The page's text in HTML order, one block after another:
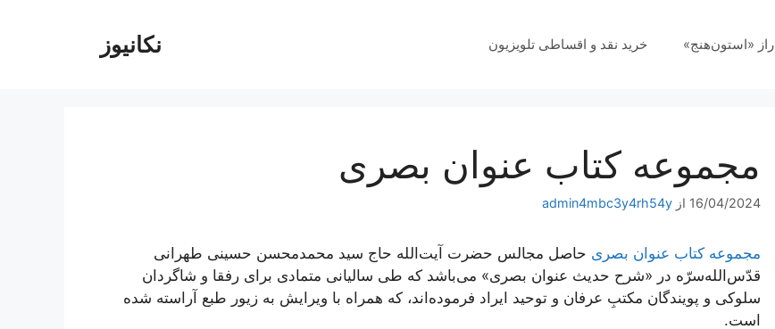
نکانیوز راز «استون‌هنج» خرید نقد و اقساطی تلویزیون
مجموعه کتاب عنوان بصری
16/04/2024 از admin4mbc3y4rh54y
مجموعه کتاب عنوان بصری حاصل مجالس حضرت آیت‌الله حاج سید محمدمحسن حسینی طهرانی
قدّس‌الله‌سرّه در «شرح حدیث عنوان بصری» می‌باشد که طی سالیانی متمادی برای رفقا و شاگردان
سلوکی و پویندگان مکتبِ عرفان و توحید ایراد فرموده‌اند، که همراه با ویرایش به زیور طبع آراسته شده
است.